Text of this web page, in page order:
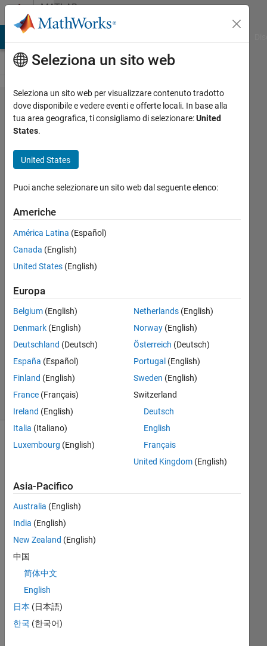
Vai al contenutoMATLAB
Answers
There is
no
tab in
Generation
(r2017b)
Aditya
14 Feb
2020
1
Risposta
30 Dic
2020
14
Visualizzazioni
am
tryi
ng
to
gen
erat
e a
dll
Seleziona un sito web
Seleziona un sito web per visualizzare contenuto tradotto
dove disponibile e vedere eventi e offerte locali. In base alla
tua area geografica, ti consigliamo di selezionare:United
States.
United States
Puoi anche selezionare un sito web dal seguente elenco:
Americhe
América Latina (Español)
Canada (English)
United States (English)
Europa
Belgium (English)
Denmark (English)
Deutschland (Deutsch)
España (Español)
Finland (English)
France (Français)
Ireland (English)
Italia (Italiano)
Luxembourg (English)
Netherlands(English)
Norway(English)
Österreich (Deutsch)
Portugal (English)
Sweden (English)
Switzerland
Deutsch
English
Français
United Kingdom(English)
Asia-Pacifico
Australia (English)
India (English)
New Zealand (English)
中国
简体中文
English
日本 (日本語)
한국 (한국어)